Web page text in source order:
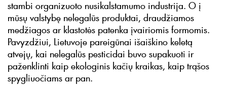
stambi organizuoto nusikalstamumo industrija. O į
mūsų valstybę nelegalūs produktai, draudžiamos
medžiagos ar klastotės patenka įvairiomis formomis.
Pavyzdžiui, Lietuvoje pareigūnai išaiškino keletą
atvejų, kai nelegalūs pesticidai buvo supakuoti ir
paženklinti kaip ekologinis kačių kraikas, kaip trąšos
spygliuočiams ar pan.